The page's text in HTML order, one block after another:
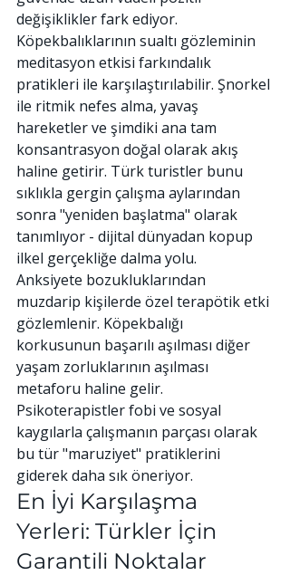
değişiklikler fark ediyor.
Köpekbalıklarının sualtı gözleminin
meditasyon etkisi farkındalık
pratikleri ile karşılaştırılabilir. Şnorkel
ile ritmik nefes alma, yavaş
hareketler ve şimdiki ana tam
konsantrasyon doğal olarak akış
haline getirir. Türk turistler bunu
sıklıkla gergin çalışma aylarından
sonra "yeniden başlatma" olarak
tanımlıyor - dijital dünyadan kopup
ilkel gerçekliğe dalma yolu.
Anksiyete bozukluklarından
muzdarip kişilerde özel terapötik etki
gözlemlenir. Köpekbalığı
korkusunun başarılı aşılması diğer
yaşam zorluklarının aşılması
metaforu haline gelir.
Psikoterapistler fobi ve sosyal
kaygılarla çalışmanın parçası olarak
bu tür "maruziyet" pratiklerini
giderek daha sık öneriyor.
En İyi Karşılaşma
Yerleri: Türkler İçin
Garantili Noktalar